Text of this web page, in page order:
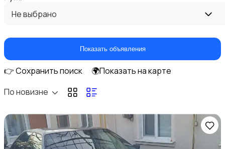
Не выбрано
Показать объявления
👉 Сохранить поиск
🌍Показать на карте
По новизне